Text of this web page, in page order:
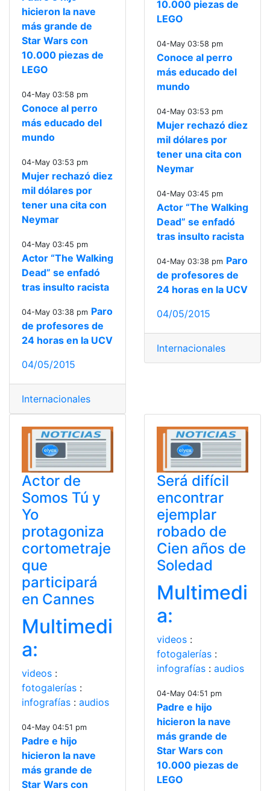
hicieron la nave
más grande de
Star Wars con
10.000 piezas de
LEGO
04-May 03:58 pm
Conoce al perro
más educado del
mundo
04-May 03:53 pm
Mujer rechazó diez
mil dólares por
tener una cita con
Neymar
04-May 03:45 pm
Actor “The Walking
Dead” se enfadó
tras insulto racista
04-May 03:38 pm Paro
de profesores de
24 horas en la UCV
04/05/2015
Internacionales
10.000 piezas de
LEGO
04-May 03:58 pm
Conoce al perro
más educado del
mundo
04-May 03:53 pm
Mujer rechazó diez
mil dólares por
tener una cita con
Neymar
04-May 03:45 pm
Actor “The Walking
Dead” se enfadó
tras insulto racista
04-May 03:38 pm Paro
de profesores de
24 horas en la UCV
04/05/2015
Internacionales
Actor de
Somos Tú y
Yo
protagoniza
cortometraje
que
participará
en Cannes
Multimedi
a:
videos :
fotogalerías :
infografías : audios
04-May 04:51 pm
Padre e hijo
hicieron la nave
más grande de
Star Wars con
Será difícil
encontrar
ejemplar
robado de
Cien años de
Soledad
Multimedi
a:
videos :
fotogalerías :
infografías : audios
04-May 04:51 pm
Padre e hijo
hicieron la nave
más grande de
Star Wars con
10.000 piezas de
LEGO